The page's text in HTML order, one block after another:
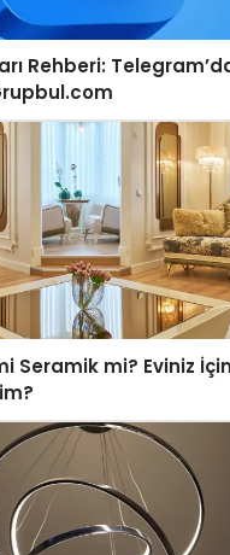
Rehberi: Telegram’da
Seramik mi? Eviniz